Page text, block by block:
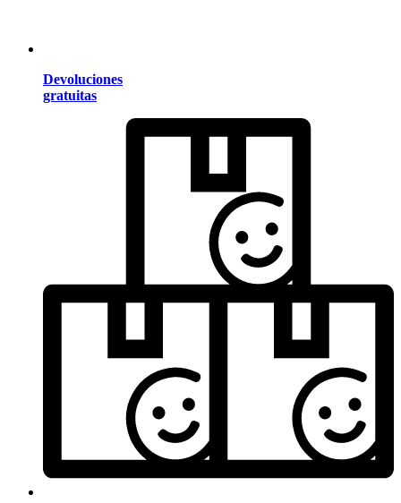
Devoluciones
gratuitas